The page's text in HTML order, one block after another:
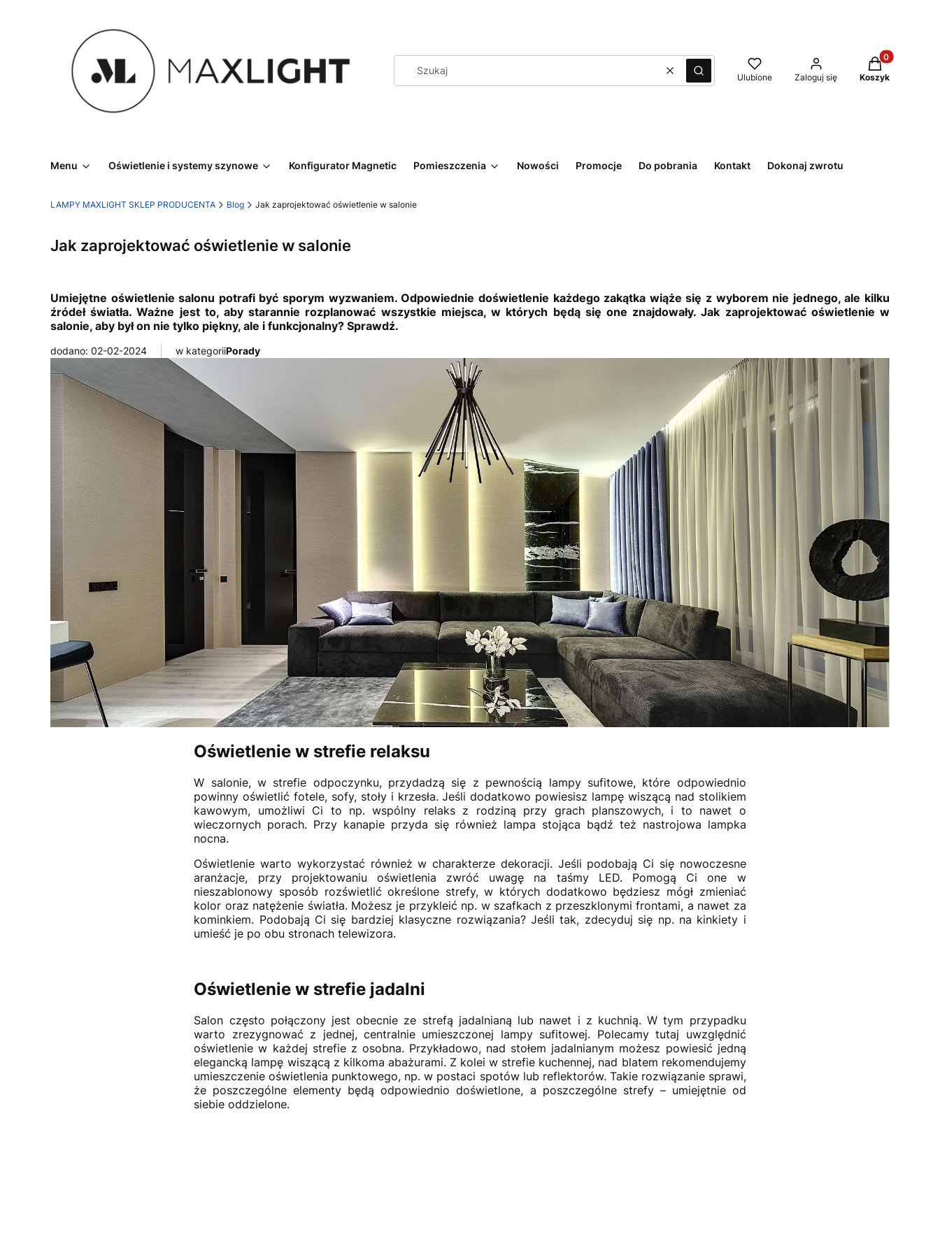
WyczyśćSzukaj Ulubione Zaloguj się
Produkty w
Koszyk
Menu Oświetlenie i systemy szynowe Konfigurator Magnetic Pomieszczenia Nowości Promocje Do pobrania Kontakt Dokonaj zwrotu
LAMPY MAXLIGHT SKLEP PRODUCENTA Blog Jak zaprojektować oświetlenie w salonie
Jak zaprojektować oświetlenie w salonie
Umiejętne oświetlenie salonu potrafi być sporym wyzwaniem. Odpowiednie doświetlenie każdego zakątka wiąże się z wyborem nie jednego, ale kilku
źródeł światła. Ważne jest to, aby starannie rozplanować wszystkie miejsca, w których będą się one znajdowały. Jak zaprojektować oświetlenie w
salonie, aby był on nie tylko piękny, ale i funkcjonalny? Sprawdź.
dodano: 02-02-2024 w kategoriiPorady
Oświetlenie w strefie relaksu
W salonie, w strefie odpoczynku, przydadzą się z pewnością lampy sufitowe, które odpowiednio
powinny oświetlić fotele, sofy, stoły i krzesła. Jeśli dodatkowo powiesisz lampę wiszącą nad stolikiem
kawowym, umożliwi Ci to np. wspólny relaks z rodziną przy grach planszowych, i to nawet o
wieczornych porach. Przy kanapie przyda się również lampa stojąca bądź też nastrojowa lampka
nocna.
Oświetlenie warto wykorzystać również w charakterze dekoracji. Jeśli podobają Ci się nowoczesne
aranżacje, przy projektowaniu oświetlenia zwróć uwagę na taśmy LED. Pomogą Ci one w
nieszablonowy sposób rozświetlić określone strefy, w których dodatkowo będziesz mógł zmieniać
kolor oraz natężenie światła. Możesz je przykleić np. w szafkach z przeszklonymi frontami, a nawet za
kominkiem. Podobają Ci się bardziej klasyczne rozwiązania? Jeśli tak, zdecyduj się np. na kinkiety i
umieść je po obu stronach telewizora.
Oświetlenie w strefie jadalni
Salon często połączony jest obecnie ze strefą jadalnianą lub nawet i z kuchnią. W tym przypadku
warto zrezygnować z jednej, centralnie umieszczonej lampy sufitowej. Polecamy tutaj uwzględnić
oświetlenie w każdej strefie z osobna. Przykładowo, nad stołem jadalnianym możesz powiesić jedną
elegancką lampę wiszącą z kilkoma abażurami. Z kolei w strefie kuchennej, nad blatem rekomendujemy
umieszczenie oświetlenia punktowego, np. w postaci spotów lub reflektorów. Takie rozwiązanie sprawi,
że poszczególne elementy będą odpowiednio doświetlone, a poszczególne strefy – umiejętnie od
siebie oddzielone.